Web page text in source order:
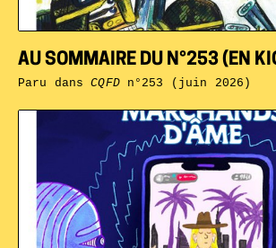
AU SOMMAIRE DU N°253 (EN
Paru dansCQFDn°253 (juin 2026)